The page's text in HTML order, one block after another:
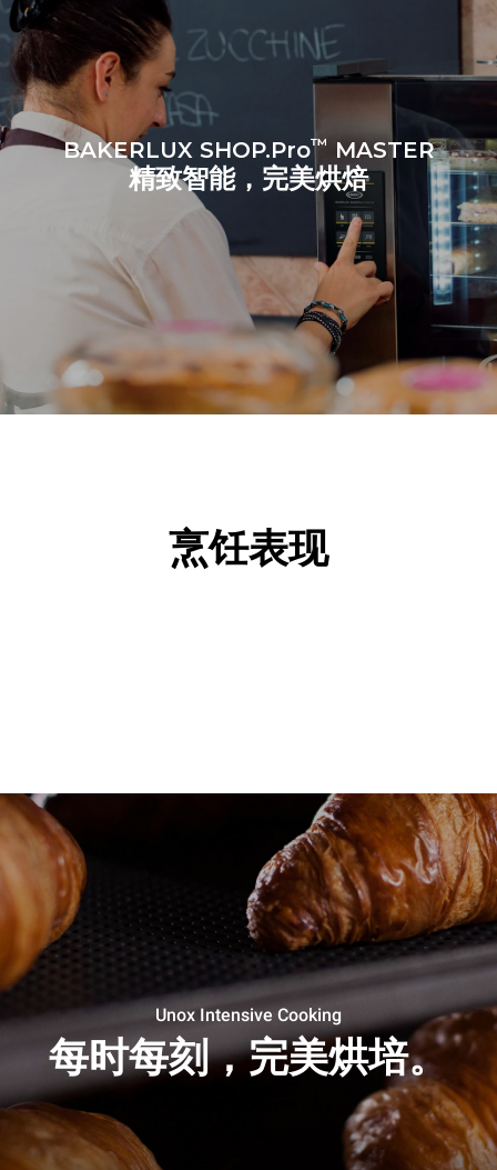
假设每天使用烤箱(300天/年)：
8次半载羊角面包
BAKERLUX SHOP.Pro™ MASTER
精致智能，完美烘焙
烹饪表现
Unox Intensive Cooking
每时每刻，完美烘培。